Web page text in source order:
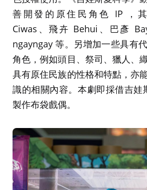
善開發的原住民角色 IP ，
Ciwas、飛卉 Behui、巴彥
ngayngay 等。另增加一些具有
角色，例如頭目、祭司、獵人、
具有原住民族的性格和特點，亦
識的相關內容。本劇即採借吉娃
製作布袋戲偶。